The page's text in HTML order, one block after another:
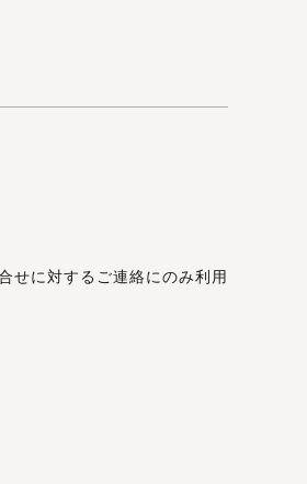
せに対するご連絡にのみ利用